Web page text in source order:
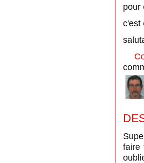
pour
c'est
faire